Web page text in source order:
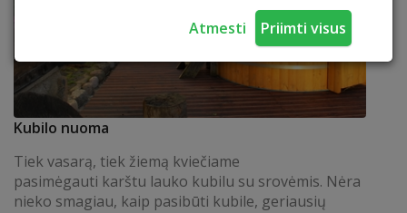
Atmesti Priimti visus
Kubilo nuoma
Tiek vasarą, tiek žiemą kviečiame
pasimėgauti karštu lauko kubilu su srovėmis. Nėra
nieko smagiau, kaip pasibūti kubile, geriausių